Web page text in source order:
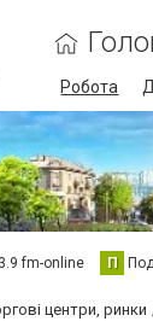
Робота
fm-online П
центри, ринки